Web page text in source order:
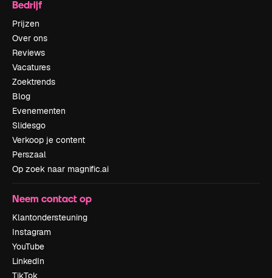
Bedrijf
Prijzen
Over ons
Reviews
Vacatures
Zoektrends
Blog
Evenementen
Slidesgo
Verkoop je content
Perszaal
Op zoek naar magnific.ai
Neem contact op
Klantondersteuning
Instagram
YouTube
LinkedIn
TikTok